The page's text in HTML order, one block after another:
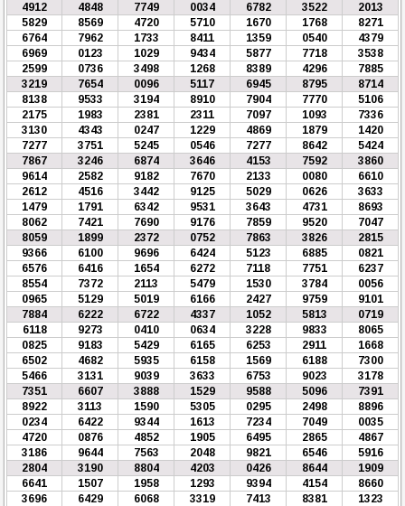
4912 4848 7749 0034 6782 3522
2013
5829
8569 4720 5710 1670 1768
8271
6764
7962 1733 8411 1359 0540
4379
6969
0123 1029 9434 5877 7718
3538
2599
0736 3498 1268 8389 4296
7885
3219
7654 0096 5117 6945 8795
8714
8138
9533 3194 8910 7904 7770
5106
2175
1983 2381 2311 7097 1093
7336
3130
4343 0247 1229 4869 1879
1420
7277
3751 5245 0546 7277 8642
5424
7867
3246 6874 3646 4153 7592
3860
9614
2582 9182 7670 2133 0080
6610
2612
4516 3442 9125 5029 0626
3633
1479
1791 6342 9531 3643 4731
8693
8062
7421 7690 9176 7859 9520
7047
8059
1899 2372 0752 7863 3826
2815
9366
6100 9696 6424 5123 6885
0821
6576
6416 1654 6272 7118 7751
6237
8554
7372 2113 5479 1530 3784
0056
0965
5129 5019 6166 2427 9759
9101
7884
6222 6722 4337 1052 5813
0719
6118
9273 0410 0634 3228 9833
8065
0825
9183 5429 6165 6253 2911
1668
6502
4682 5935 6158 1569 6188
7300
5466
3131 9039 3633 6753 9023
3178
7351
6607 3888 1529 9588 5096
7391
8922
3113 1590 5305 0295 2498
8896
0234
6422 9344 1613 7234 7049
0035
4720
0876 4852 1905 6495 2865
4867
3186
9644 7563 2048 9821 6546
5916
2804
3190 8804 4203 0426 8644
1909
6641
1507 1958 1293 9394 4154
8660
3696
6429 6068 3319 7413 8381
1323